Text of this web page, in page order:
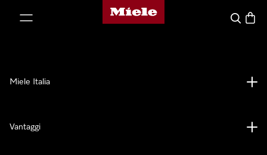
Homepage di Miele
Cerca
Miele Italia
Vantaggi